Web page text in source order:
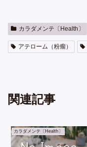
カラダメンテ〔Health〕
アテローム（粉瘤）
関連記事
カラダメンテ〔Health〕